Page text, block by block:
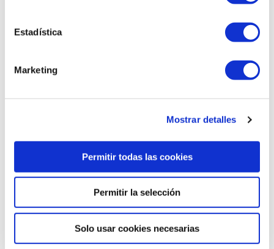
Estadística
Marketing
Mostrar detalles
Permitir todas las cookies
Permitir la selección
Solo usar cookies necesarias
Termo eléctrico Olla eléctrica